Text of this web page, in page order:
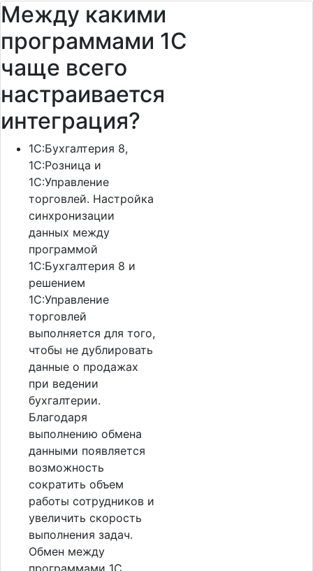
Между какими
программами 1С
чаще всего
настраивается
интеграция?
1C:Бухгалтерия 8,
1С:Розница и
1С:Управление
торговлей. Настройка
синхронизации
данных между
программой
1С:Бухгалтерия 8 и
решением
1С:Управление
торговлей
выполняется для того,
чтобы не дублировать
данные о продажах
при ведении
бухгалтерии.
Благодаря
выполнению обмена
данными появляется
возможность
сократить объем
работы сотрудников и
увеличить скорость
выполнения задач.
Обмен между